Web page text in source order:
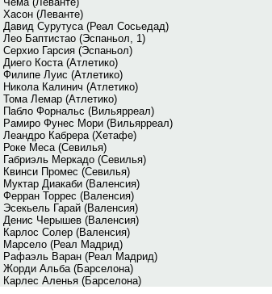
Хасон (Леванте)
Давид Сурутуса (Реал Сосьедад)
Лео Баптистао (Эспаньол, 1)
Серхио Гарсия (Эспаньол)
Диего Коста (Атлетико)
Филипе Луис (Атлетико)
Никола Калинич (Атлетико)
Тома Лемар (Атлетико)
Пабло Форнальс (Вильярреал)
Рамиро Фунес Мори (Вильярреал)
Леандро Кабрера (Хетафе)
Роке Меса (Севилья)
Габриэль Меркадо (Севилья)
Квинси Промес (Севилья)
Муктар Диакаби (Валенсия)
Ферран Торрес (Валенсия)
Эсекьель Гарай (Валенсия)
Денис Черышев (Валенсия)
Карлос Солер (Валенсия)
Марсело (Реал Мадрид)
Рафаэль Варан (Реал Мадрид)
Жорди Альба (Барселона)
Карлес Аленья (Барселона)